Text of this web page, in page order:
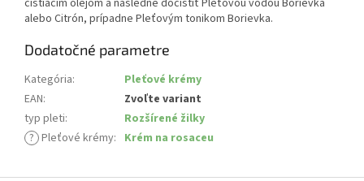
čistiacim olejom a následne dočistiť Pleťovou vodou Borievka
alebo Citrón, prípadne Pleťovým tonikom Borievka.
Dodatočné parametre
Kategória:
Pleťové krémy
EAN:
Zvoľte variant
typ pleti:
Rozšírené žilky
? Pleťové krémy: Krém na rosaceu